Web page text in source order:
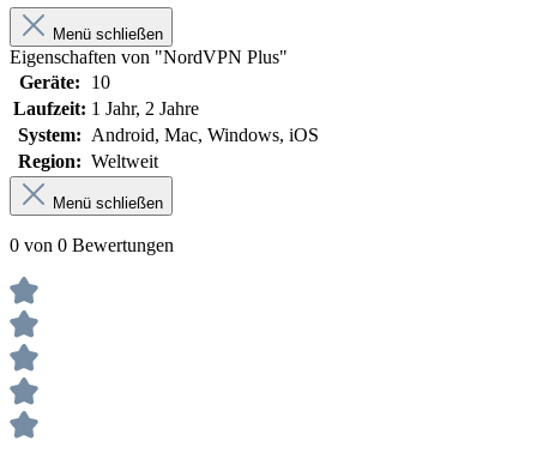
Menü schließen
Eigenschaften von "NordVPN Plus"
Geräte:
10
Laufzeit: 1 Jahr, 2 Jahre
System: Android, Mac, Windows, iOS
Region: Weltweit
Menü schließen
0 von 0 Bewertungen